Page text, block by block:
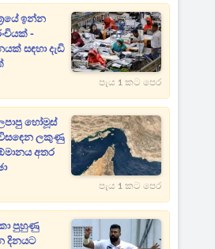
ඉන්න
-
සඳහා දැඩි
පැය 1 කට පෙර
හෝමූස්
විසඳෙන ලකුණු
අතර
පැය 1 කට පෙර
පුහුණු
දිනයට